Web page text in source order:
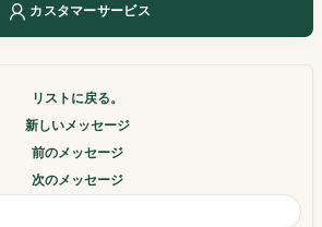
カスタマーサービス
リストに戻る。
新しいメッセージ
前のメッセージ
次のメッセージ